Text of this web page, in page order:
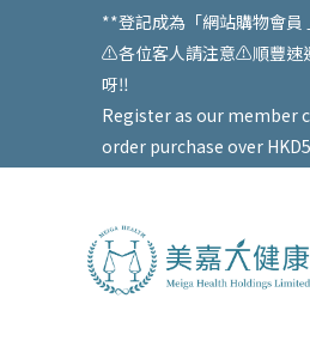
**登記成為「網站購物會員
⚠️各位客人請注意⚠️順豐速
呀‼️
Register as our member
order purchase over